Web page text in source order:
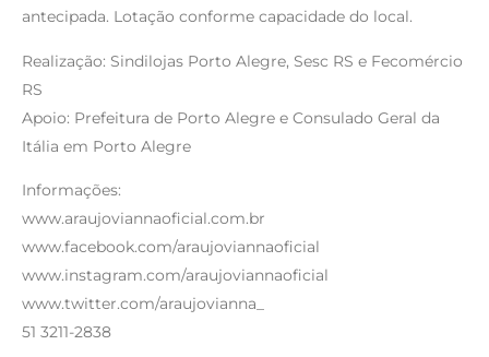
antecipada. Lotação conforme capacidade do local.
Realização: Sindilojas Porto Alegre, Sesc RS e Fecomércio
RS
Apoio: Prefeitura de Porto Alegre e Consulado Geral da
Itália em Porto Alegre
Informações:
www.araujoviannaoficial.com.br
www.facebook.com/araujoviannaoficial
www.instagram.com/araujoviannaoficial
www.twitter.com/araujovianna_
51 3211-2838